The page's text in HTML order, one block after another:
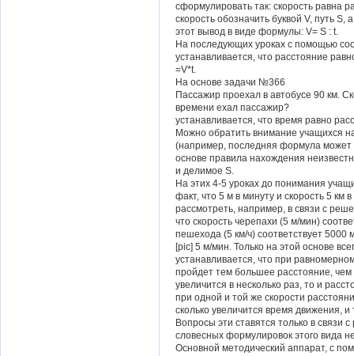
сформулировать так: скорость равна
скорость обозначить буквой V, путь
этот вывод в виде формулы: V= S : t.
На последующих уроках с помощью
устанавливается, что расстояние
=V*t.
На основе задачи №366
Пассажир проехал в автобусе 90 км.
времени ехал пассажир?
устанавливается, что время равно
Можно обратить внимание учащихся
(например, последняя формула может
основе правила нахождения
и делимое S.
На этих 4-5 уроках до понимания
факт, что 5 м в минуту и скорость 5
рассмотреть, например, в связи с
что скорость черепахи (5 м/мин)
пешехода (5 км/ч) соответствует 5000
[pic] 5 м/мин. Только на этой основе
устанавливается, что при
пройдет тем большее расстояние, чем
увеличится в несколько раз, то и
при одной и той же скорости
сколько увеличится время движения, и
Вопросы эти ставятся только в
словесных формулировок этого вида
Основной методический аппарат, с